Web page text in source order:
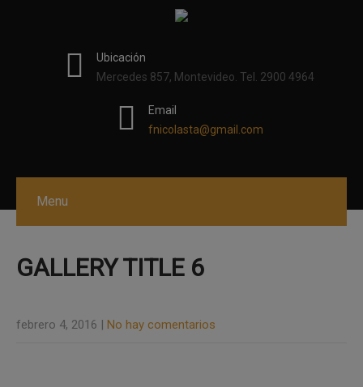
Ubicación
Mercedes 857, Montevideo. Tel. 2900 4964
Email
fnicolasta@gmail.com
Menu
GALLERY TITLE 6
febrero 4, 2016 | No hay comentarios
modal-check